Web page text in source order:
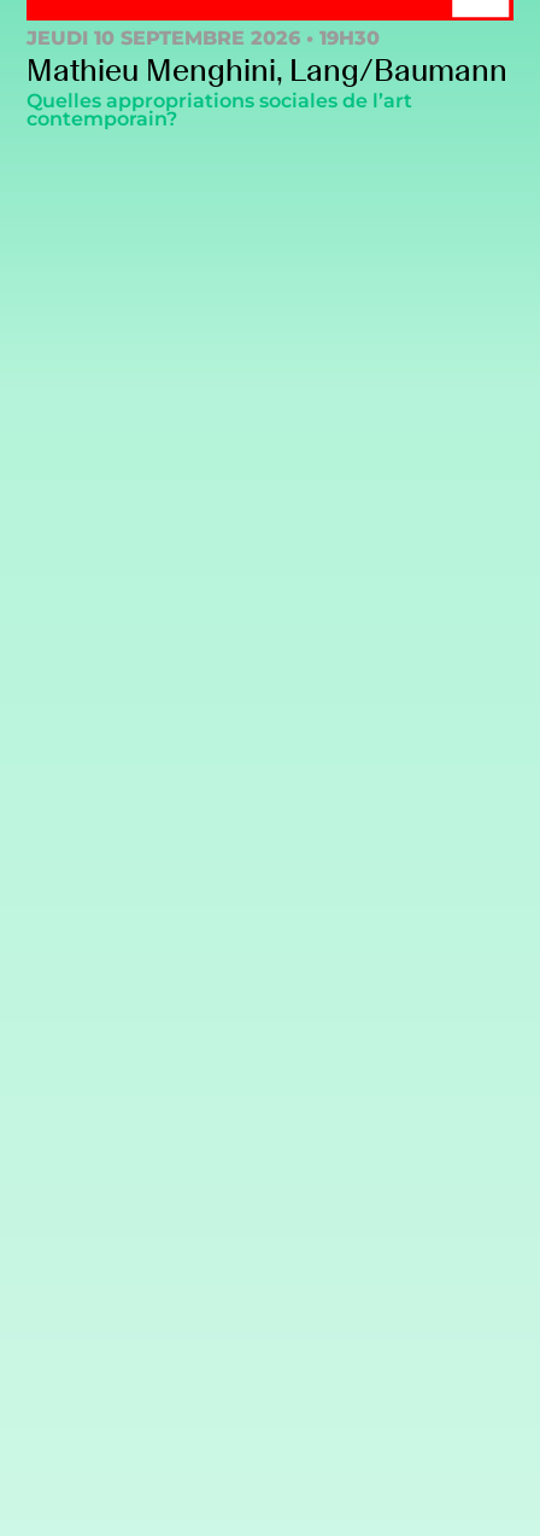
JEUDI 10 SEPTEMBRE 2026 • 19H30
Mathieu Menghini, Lang/Baumann
Quelles appropriations sociales de l’art
contemporain?